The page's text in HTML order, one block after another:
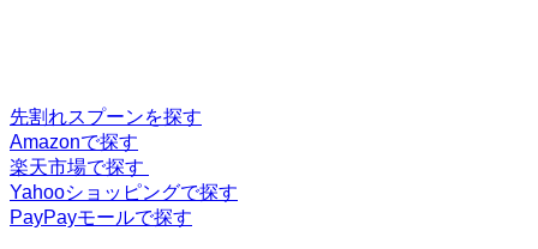
先割れスプーンを探す
Amazonで探す
楽天市場で探す
Yahooショッピングで探す
PayPayモールで探す